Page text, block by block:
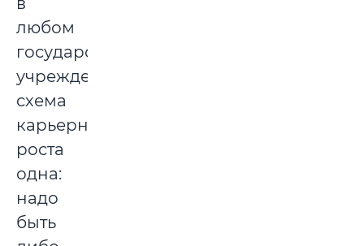
любом
государственном
учреждении
схема
карьерного
роста
одна:
надо
быть